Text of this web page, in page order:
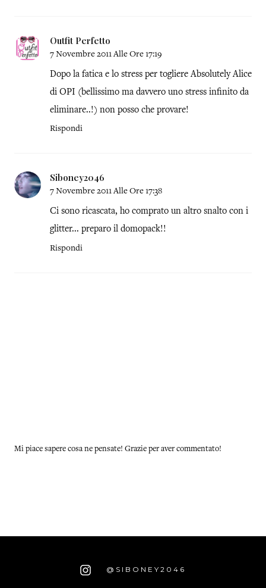
Outfit Perfetto
7 Novembre 2011 Alle Ore 17:19
Dopo la fatica e lo stress per togliere Absolutely Alice
di OPI (bellissimo ma davvero uno stress infinito da
eliminare..!) non posso che provare!
Rispondi
Siboney2046
7 Novembre 2011 Alle Ore 17:38
Ci sono ricascata, ho comprato un altro snalto con i
glitter... preparo il domopack!!
Rispondi
Mi piace sapere cosa ne pensate! Grazie per aver commentato!
@SIBONEY2046